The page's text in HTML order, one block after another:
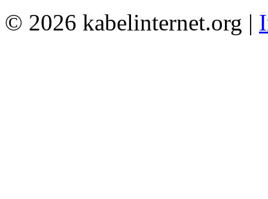
© 2026 kabelinternet.org |